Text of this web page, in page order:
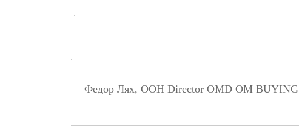
Федор Лях, OOH Director OMD OM BUYING